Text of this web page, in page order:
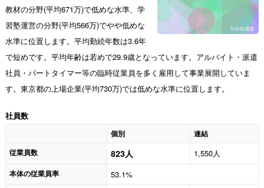
教材の分野(平均671万)で低めな水準、学
習塾運営の分野(平均566万)でやや低めな
水準に位置します。平均勤続年数は3.6年
で短めです。平均年齢は若めで29.9歳となっています。アルバイト・派遣
社員・パートタイマー等の臨時従業員を多く雇用して事業展開していま
す。東京都の上場企業(平均730万)では低めな水準に位置します。
社員数
個別
連結
従業員数
823人 1,550人
本体の従業員率 53.1%